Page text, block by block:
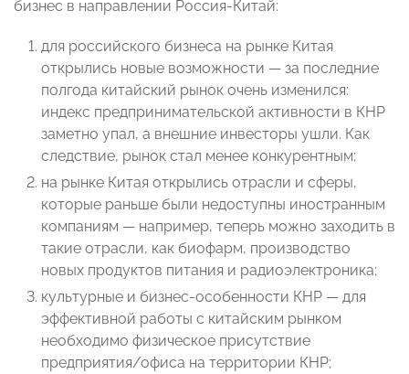
бизнес в направлении Россия-Китай:
для российского бизнеса на рынке Китая
открылись новые возможности — за последние
полгода китайский рынок очень изменился:
индекс предпринимательской активности в КНР
заметно упал, а внешние инвесторы ушли. Как
следствие, рынок стал менее конкурентным;
на рынке Китая открылись отрасли и сферы,
которые раньше были недоступны иностранным
компаниям — например, теперь можно заходить в
такие отрасли, как биофарм, производство
новых продуктов питания и радиоэлектроника;
культурные и бизнес-особенности КНР — для
эффективной работы с китайским рынком
необходимо физическое присутствие
предприятия/офиса на территории КНР;